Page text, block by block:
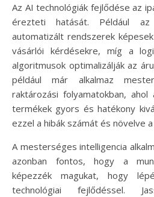
Az AI technológiák fejlődése az
érezteti hatását. Például az
automatizált rendszerek
vásárlói kérdésekre, míg a
algoritmusok optimalizálják az
például már alkalmaz
raktározási folyamatokban,
termékek gyors és hatékony
ezzel a hibák számát és növelve
A mesterséges intelligencia
azonban fontos, hogy a
képezzék magukat, hogy
technológiai fejlődéssel.